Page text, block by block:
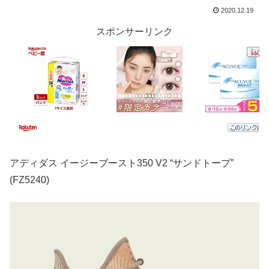
2020.12.19
スポンサーリンク
アディダス イージーブースト350 V2 “サンドトープ”
(FZ5240)